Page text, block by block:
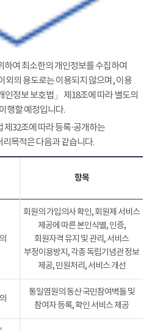
여 최소한의 개인정보를 수집하여
외의 용도로는 이용되지 않으며, 이용
정보 보호법」 제18조에 따라 별도의
행할 예정입니다.
32조에 따라 등록·공개하는
목적은 다음과 같습니다.
항목
회원의 가입의사 확인, 회원제 서비스
제공에 따른 본인식별, 인증,
회원자격 유지 및 관리, 서비스
부정이용방지, 각종 독립기념관 정보
제공, 민원처리, 서비스 개선
통일염원의 동산 국민참여벽돌 및
참여자 등록, 확인 서비스 제공